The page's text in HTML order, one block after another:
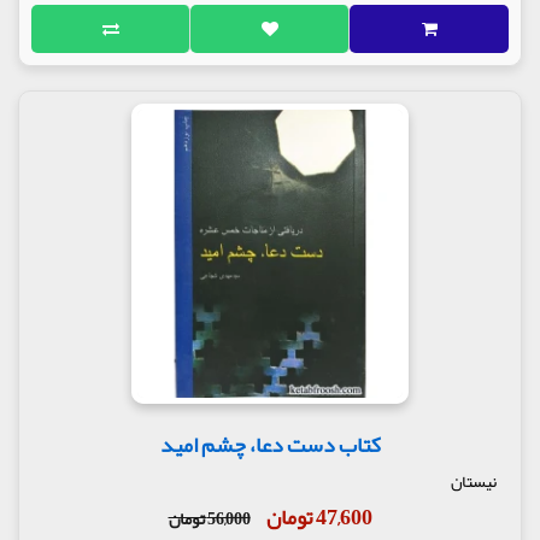
کتاب دست دعا، چشم امید
نیستان
47,600 تومان 56,000 تومان